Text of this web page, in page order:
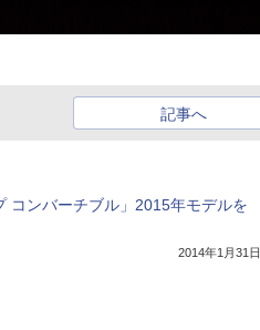
記事へ
コンバーチブル」2015年モデルを
2014年1月31日